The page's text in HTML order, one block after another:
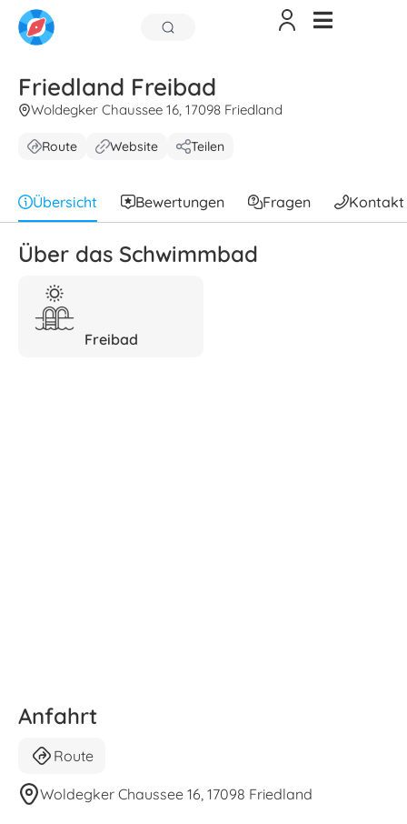
Friedland Freibad
Woldegker Chaussee 16, 17098 Friedland
Route Website Teilen
Übersicht Bewertungen Fragen Kontakt
Über das Schwimmbad
Freibad
Anfahrt
Route
Woldegker Chaussee 16, 17098 Friedland